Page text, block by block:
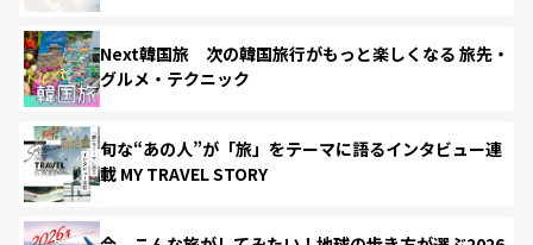
Next韓国旅 次の韓国旅行がもっと楽しくなる 旅先・
グルメ・テクニック
旬な“あの人”が「旅」をテーマに語るインタビュー連
載 MY TRAVEL STORY